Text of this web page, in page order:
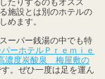
施設とは別のホテルの
めます。
ーパー銭湯の中でも特
ーホテルＰｒｅｍｉｅ
濃度炭酸泉 梅屋敷の
。ぜひ一度は足を運ん